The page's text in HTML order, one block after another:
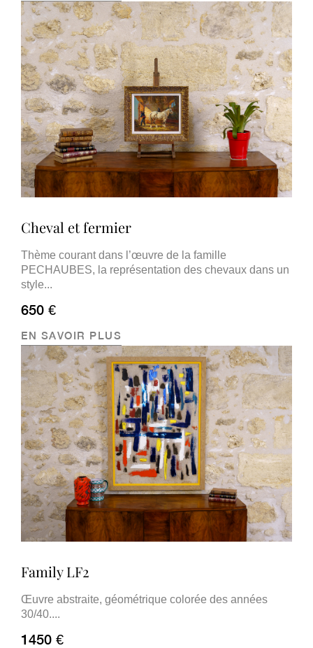
Cheval et fermier
Thème courant dans l’œuvre de la famille
PECHAUBES, la représentation des chevaux dans un
style...
650 €
EN SAVOIR PLUS
Family LF2
Œuvre abstraite, géométrique colorée des années
30/40....
1450 €